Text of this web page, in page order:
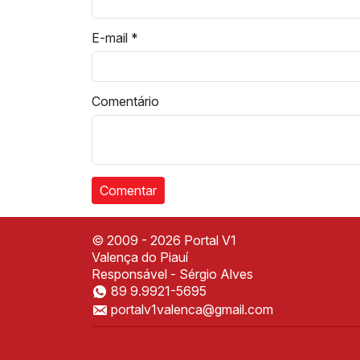
E-mail *
Comentário
© 2009 - 2026 Portal V1
Valença do Piauí
Responsável - Sérgio Alves
89 9.9921-5695
portalv1valenca@gmail.com